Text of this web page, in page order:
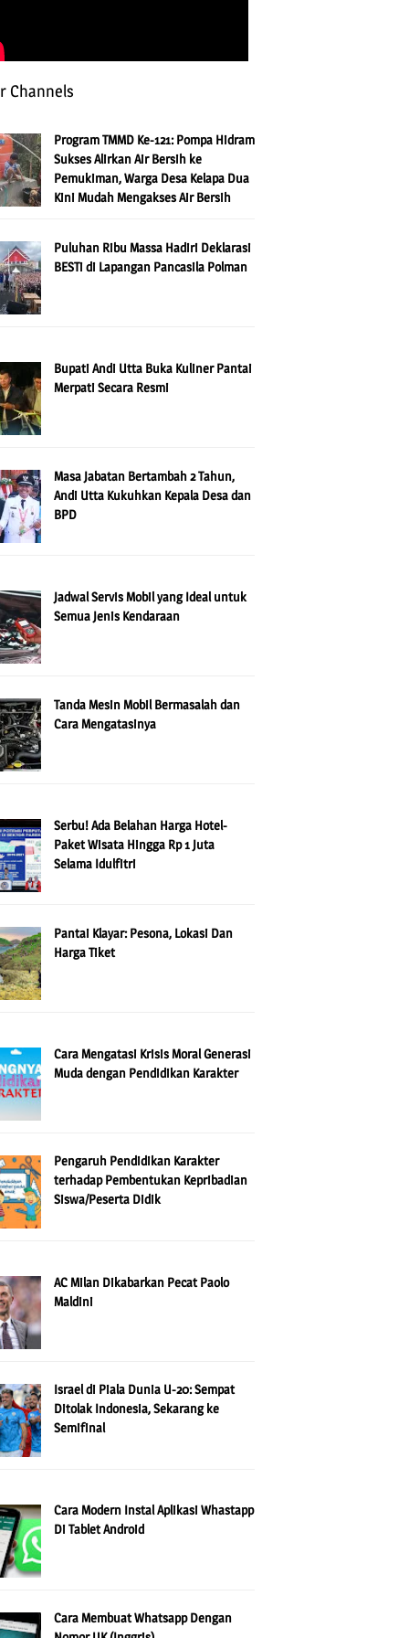
Channels
Program TMMD Ke-121: Pompa Hidram
Sukses Alirkan Air Bersih ke
Pemukiman, Warga Desa Kelapa Dua
Kini Mudah Mengakses Air Bersih
Puluhan Ribu Massa Hadiri Deklarasi
BESTi di Lapangan Pancasila Polman
Bupati Andi Utta Buka Kuliner Pantai
Merpati Secara Resmi
Masa Jabatan Bertambah 2 Tahun,
Andi Utta Kukuhkan Kepala Desa dan
BPD
Jadwal Servis Mobil yang Ideal untuk
Semua Jenis Kendaraan
Tanda Mesin Mobil Bermasalah dan
Cara Mengatasinya
Serbu! Ada Belahan Harga Hotel-
Paket Wisata Hingga Rp 1 Juta
Selama Idulfitri
Pantai Klayar: Pesona, Lokasi Dan
Harga Tiket
Cara Mengatasi Krisis Moral Generasi
Muda dengan Pendidikan Karakter
Pengaruh Pendidikan Karakter
terhadap Pembentukan Kepribadian
Siswa/Peserta Didik
AC Milan Dikabarkan Pecat Paolo
Maldini
Israel di Piala Dunia U-20: Sempat
Ditolak Indonesia, Sekarang ke
Semifinal
Cara Modern Instal Aplikasi Whastapp
Di Tablet Android
Cara Membuat Whatsapp Dengan